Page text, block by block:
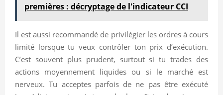
premières : décryptage de l'indicateur CCI
Il est aussi recommandé de privilégier les ordres à cours
limité lorsque tu veux contrôler ton prix d’exécution.
C’est souvent plus prudent, surtout si tu trades des
actions moyennement liquides ou si le marché est
nerveux. Tu acceptes parfois de ne pas être exécuté